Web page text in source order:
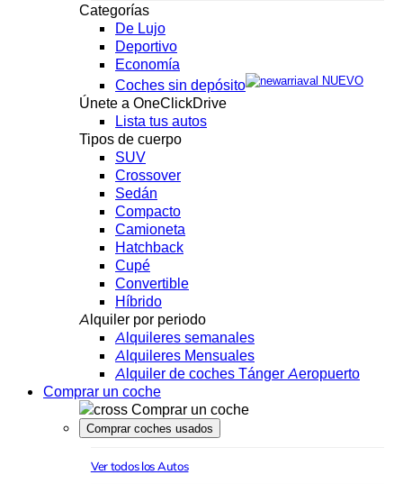
Categorías
De Lujo
Deportivo
Economía
Coches sin depósito
NUEVO
Únete a OneClickDrive
Lista tus autos
Tipos de cuerpo
SUV
Crossover
Sedán
Compacto
Camioneta
Hatchback
Cupé
Convertible
Híbrido
Alquiler por periodo
Alquileres semanales
Alquileres Mensuales
Alquiler de coches Tánger Aeropuerto
Comprar un coche
Comprar un coche
Comprar coches usados
Ver todos los Autos